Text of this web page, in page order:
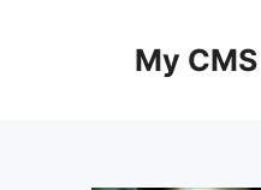
My CMS